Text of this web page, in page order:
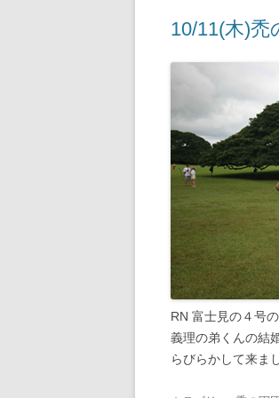
10/11(木)禿
RN 富士見の４号
義理の弟くんの結
らびらかして来ま